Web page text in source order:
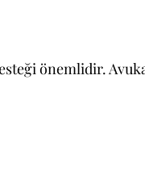
önemlidir.